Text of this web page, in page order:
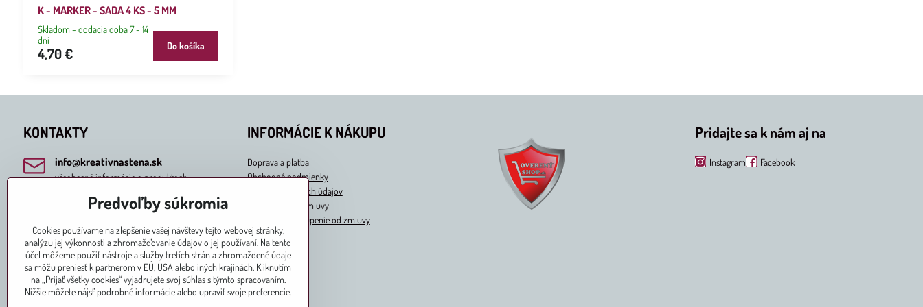
K - MARKER - SADA 4 KS - 5 MM
Skladom - dodacia doba 7 - 14
dní
4,70 € Do košíka
KONTAKTY
info​@kreativnastena​.sk
všeobecné informácie o produktoch
predaj​@kreativnastena​.sk
037/741 3000
MAPA Slovakia Trade, s​.r​.o​.
Škultétyho 3
949 11 Nitra
INFORMÁCIE K NÁKUPU
Doprava a platba
Obchodné podmienky
Ochrana osobných údajov
Odstúpenie od zmluvy
Formulár na ostúpenie od zmluvy
Pridajte sa k nám aj na
Instagram Facebook
Predvoľby súkromia
Cookies používame na zlepšenie vašej návštevy tejto webovej stránky,
analýzu jej výkonnosti a zhromažďovanie údajov o jej používaní. Na tento
účel môžeme použiť nástroje a služby tretích strán a zhromaždené údaje
sa môžu preniesť k partnerom v EÚ, USA alebo iných krajinách. Kliknutím
na „Prijať všetky cookies“ vyjadrujete svoj súhlas s týmto spracovaním.
Nižšie môžete nájsť podrobné informácie alebo upraviť svoje preferencie.